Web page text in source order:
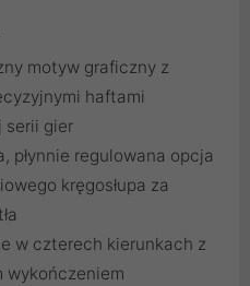
motyw graficzny z
haftami
serii gier
płynnie regulowana opcja
kręgosłupa za
w czterech kierunkach z
wykończeniem